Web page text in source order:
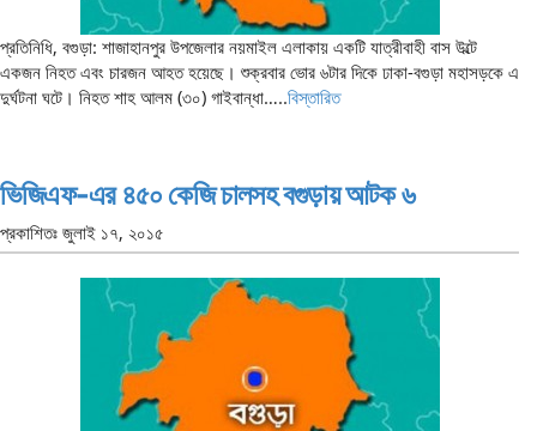
প্রতিনিধি, বগুড়া: শাজাহানপুর উপজেলার নয়মাইল এলাকায় একটি যাত্রীবাহী বাস উল্টে
একজন নিহত এবং চারজন আহত হয়েছে। শুক্রবার ভোর ৬টার দিকে ঢাকা-বগুড়া মহাসড়কে এ
দুর্ঘটনা ঘটে। নিহত শাহ আলম (৩০) গাইবান্ধা…..বিস্তারিত
ভিজিএফ-এর ৪৫০ কেজি চালসহ বগুড়ায় আটক ৬
প্রকাশিতঃ জুলাই ১৭, ২০১৫